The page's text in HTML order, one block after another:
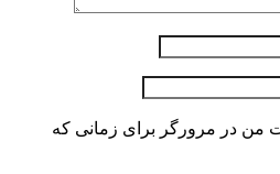
من در مرورگر برای زمانی که